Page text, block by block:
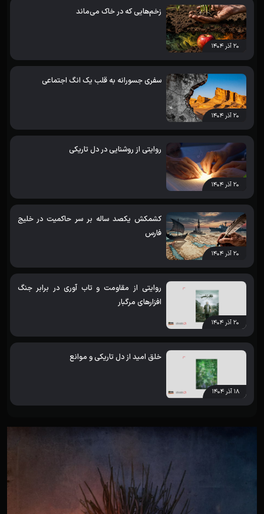
۲۰ آذر ۱۴۰۴
زخم‌هایی که در خاک می‌ماند
۲۰ آذر ۱۴۰۴
سفری جسورانه به قلب یک انگ اجتماعی
۲۰ آذر ۱۴۰۴
روایتی از روشنایی در دل تاریکی
۲۰ آذر ۱۴۰۴
کشمکش یکصد ساله بر سر حاکمیت در خلیج
فارس
۲۰ آذر ۱۴۰۴
روایتی از مقاومت و تاب آوری در برابر جنگ
افزارهای مرگبار
۱۸ آذر ۱۴۰۴
خلق امید از دل تاریکی و موانع